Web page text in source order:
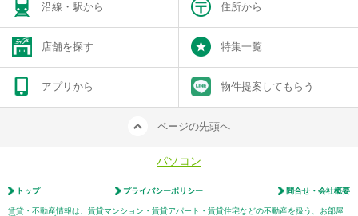
沿線・駅から 住所から
店舗を探す 特集一覧
アプリから 物件提案してもらう
ページの先頭へ
パソコン
トップ プライバシーポリシー 問合せ・会社概要
賃貸・不動産情報は、賃貸マンション・賃貸アパート・賃貸住宅などの不動産を扱う、お部屋